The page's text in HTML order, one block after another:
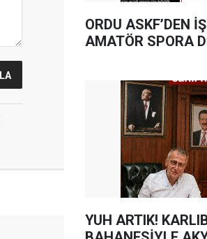
ORDU ASKF’DEN
AMATÖR SPORA
YUH ARTIK! KARLIBEL, TURİZM